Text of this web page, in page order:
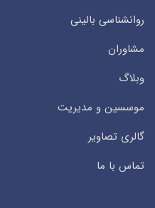
روانشناسی بالینی
مشاوران
وبلاگ
موسسین و مدیریت
گالری تصاویر
تماس با ما